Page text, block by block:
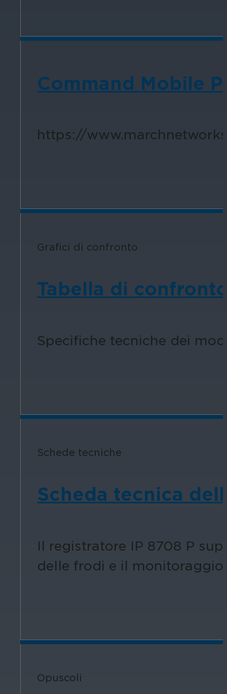
Command Mobile
https://
Grafici di confronto
Tabella di
Specifiche tecniche dei
Schede tecniche
Scheda tecnica
Il registratore IP 8708 P
delle frodi e il
Opuscoli